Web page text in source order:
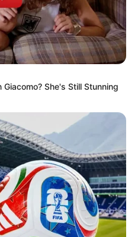
így több százezer
az év eleji
She's Still Stunning